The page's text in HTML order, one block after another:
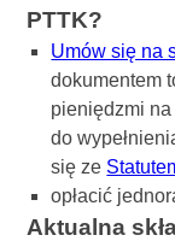
PTTK?
Umów się na
dokumentem
pieniędzmi
do
się ze
opłacić
Aktualna